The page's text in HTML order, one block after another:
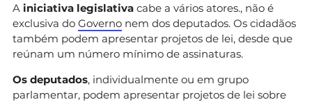
A iniciativa legislativa cabe a vários atores., não é
exclusiva do Governo nem dos deputados. Os cidadãos
também podem apresentar projetos de lei, desde que
reúnam um número mínimo de assinaturas.
Os deputados, individualmente ou em grupo
parlamentar, podem apresentar projetos de lei sobre